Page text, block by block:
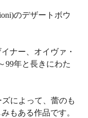
のデザートボウ
ナー、オイヴァ・
99年と長きにわた
ズによって、蕾のも
もある作品です。